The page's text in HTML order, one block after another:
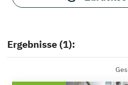
Ergebnisse (1):